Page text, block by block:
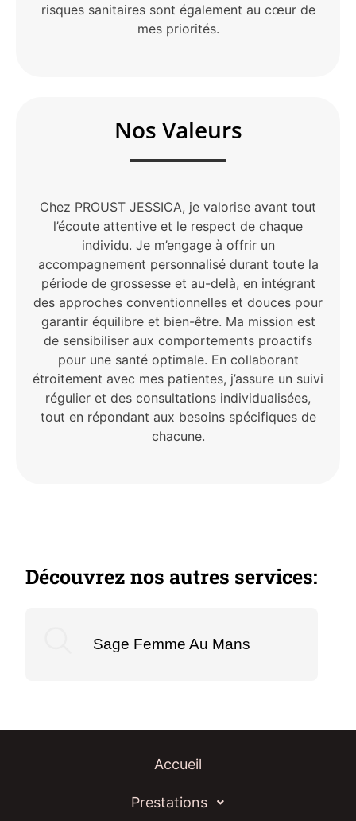
risques sanitaires sont également au cœur de
mes priorités.
Nos Valeurs
Chez PROUST JESSICA, je valorise avant tout
l’écoute attentive et le respect de chaque
individu. Je m’engage à offrir un
accompagnement personnalisé durant toute la
période de grossesse et au-delà, en intégrant
des approches conventionnelles et douces pour
garantir équilibre et bien-être. Ma mission est
de sensibiliser aux comportements proactifs
pour une santé optimale. En collaborant
étroitement avec mes patientes, j’assure un suivi
régulier et des consultations individualisées,
tout en répondant aux besoins spécifiques de
chacune.
Découvrez nos autres services:
Sage Femme Au Mans
Accueil
Prestations